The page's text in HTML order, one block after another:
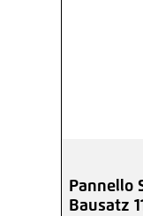
Pannello
Bausatz